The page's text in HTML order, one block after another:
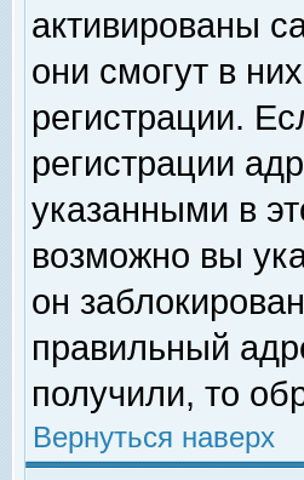
активированы
они смогут в
регистрации.
регистрации
указанными в
возможно вы
он
правильный
получили, то
Вернуться наверх